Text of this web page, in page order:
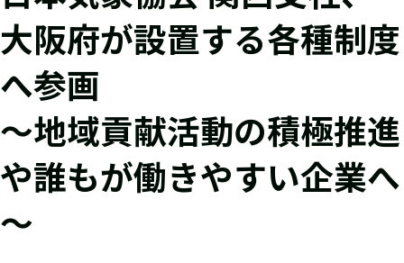
大阪府が設置する各種制度
へ参画
～地域貢献活動の積極推進
や誰もが働きやすい企業へ
～